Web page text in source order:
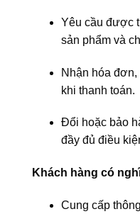
Yêu cầu được
sản phẩm và
Nhận hóa
khi thanh toán.
Đổi hoặc bảo
đầy đủ điều
Khách hàng có
Cung cấp